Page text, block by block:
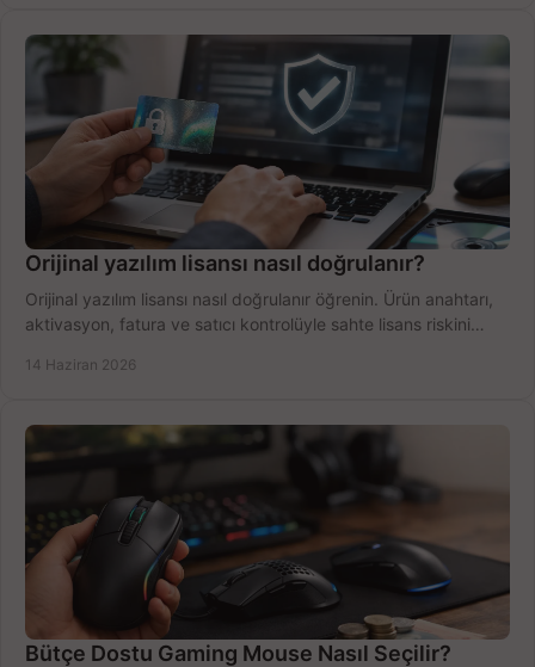
Orijinal yazılım lisansı nasıl doğrulanır?
Orijinal yazılım lisansı nasıl doğrulanır öğrenin. Ürün anahtarı,
aktivasyon, fatura ve satıcı kontrolüyle sahte lisans riskini
14 Haziran 2026
Bütçe Dostu Gaming Mouse Nasıl Seçilir?